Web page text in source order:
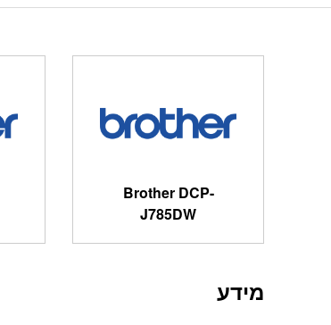
Brother DCP-
J785DW
מידע